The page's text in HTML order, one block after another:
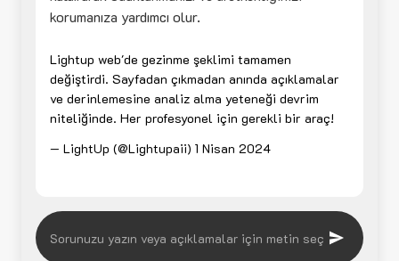
korumanıza yardımcı olur.
Lightup web'de gezinme şeklimi tamamen
değiştirdi. Sayfadan çıkmadan anında açıklamalar
ve derinlemesine analiz alma yeteneği devrim
niteliğinde. Her profesyonel için gerekli bir araç!
— LightUp (@Lightupaii) 1 Nisan 2024